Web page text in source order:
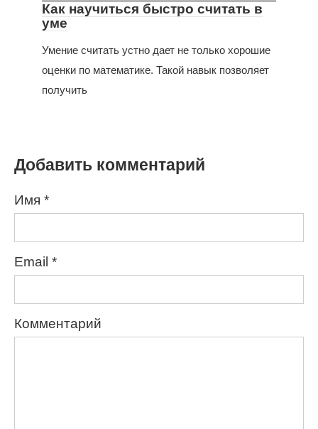
Как научиться быстро считать в
уме
Умение считать устно дает не только хорошие
оценки по математике. Такой навык позволяет
получить
Добавить комментарий
Имя *
Email *
Комментарий